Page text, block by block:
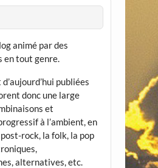
animé par des
en tout genre.
publiées
donc une large
et
à l’ambient, en
rock, la folk, la pop
alternatives, etc.